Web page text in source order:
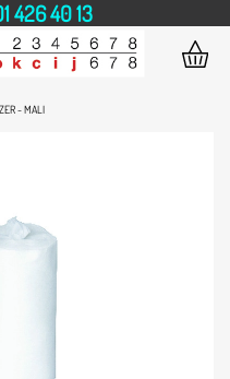
426 40 13
- MALI